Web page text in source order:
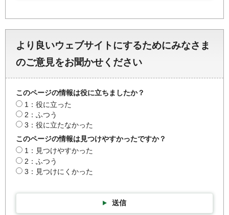
より良いウェブサイトにするためにみなさま
のご意見をお聞かせください
このページの情報は役に立ちましたか？
1：役に立った
2：ふつう
3：役に立たなかった
このページの情報は見つけやすかったですか？
1：見つけやすかった
2：ふつう
3：見つけにくかった
送信